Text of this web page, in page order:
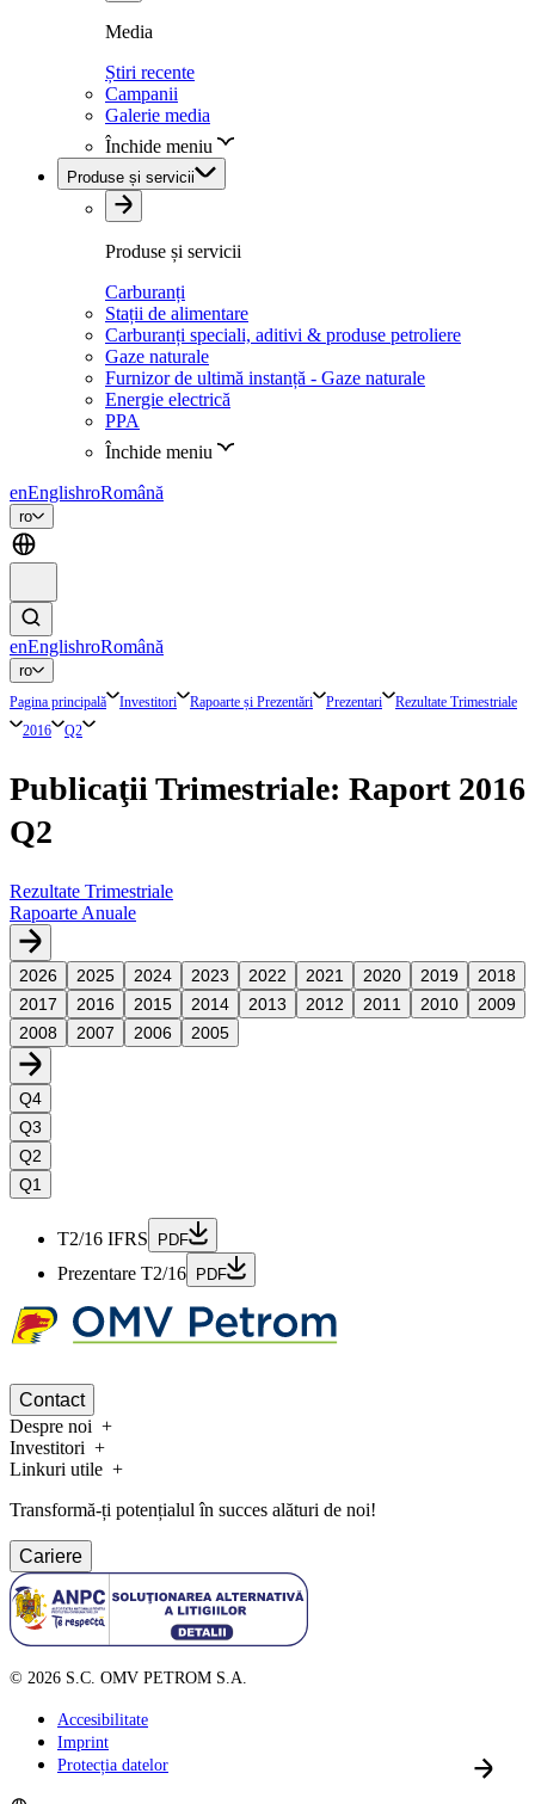
Media
Știri recente
Campanii
Galerie media
Închide meniu
Produse și servicii
Produse și servicii
Carburanți
Stații de alimentare
Carburanți speciali, aditivi & produse petroliere
Gaze naturale
Furnizor de ultimă instanță - Gaze naturale
Energie electrică
PPA
Închide meniu
enEnglishroRomână
ro
enEnglishroRomână
ro
Pagina principală Investitori Rapoarte și Prezentări Prezentari
Rezultate Trimestriale
2016
Q2
Publicaţii Trimestriale: Raport 2016
Q2
Rezultate Trimestriale
Rapoarte Anuale
2026 2025 2024 2023 2022 2021 2020 2019
2018
2017
2016 2015 2014 2013 2012 2011 2010
2009
2008
2007 2006 2005
Q4
Q3
Q2
Q1
T2/16 IFRS PDF
Prezentare T2/16 PDF
Contact
Despre noi
Investitori
Linkuri utile
Transformă-ți potențialul în succes alături de noi!
Cariere
© 2026 S.C. OMV PETROM S.A.
Accesibilitate
Imprint
Protecția datelor